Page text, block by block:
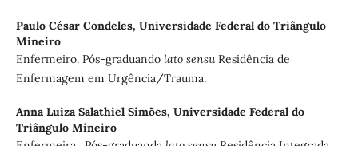
Paulo César Condeles, Universidade Federal do Triângulo
Mineiro
Enfermeiro. Pós-graduando lato sensuResidência de
Enfermagem em Urgência/Trauma.
Anna Luiza Salathiel Simões, Universidade Federal do
Triângulo Mineiro